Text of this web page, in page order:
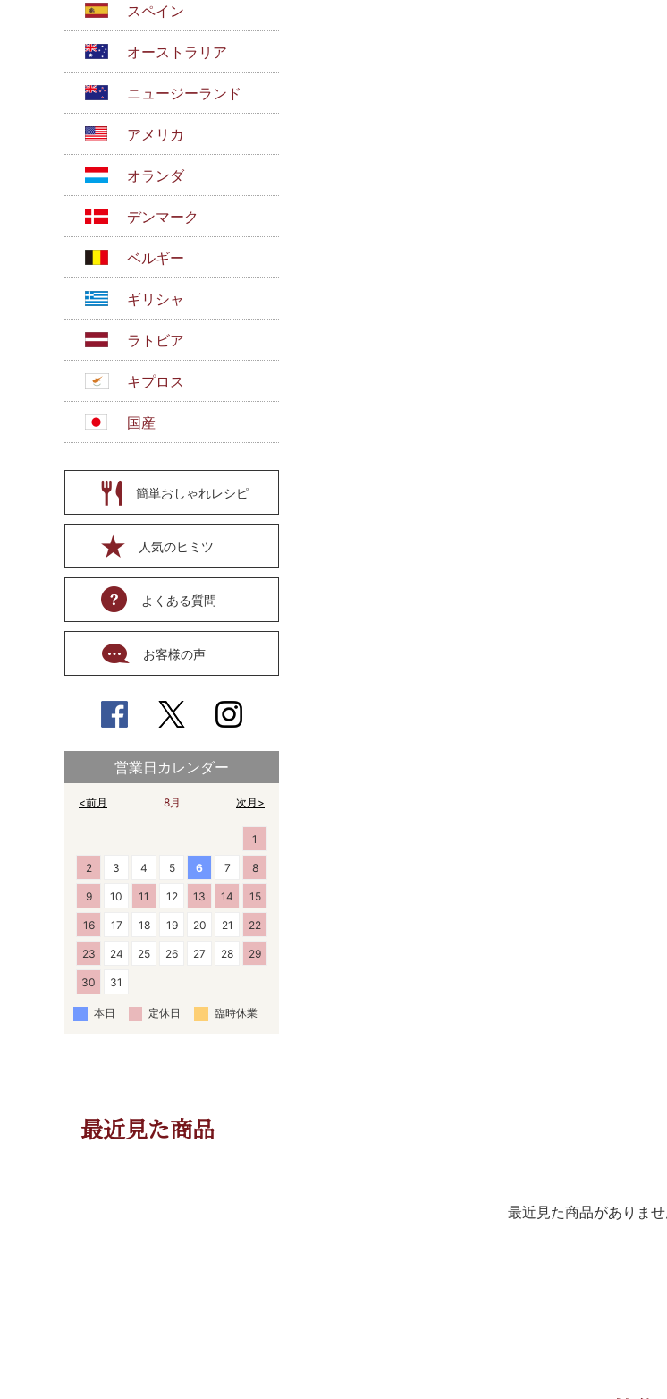
スペイン
オーストラリア
ニュージーランド
アメリカ
オランダ
デンマーク
ベルギー
ギリシャ
ラトビア
キプロス
国産
簡単おしゃれレシピ
人気のヒミツ
よくある質問
お客様の声
営業日カレンダー
8月
<前月 次月>
1
2 3 4 5 6 7 8
9 10 11 12 13 14 15
16 17 18 19 20 21 22
23 24 25 26 27 28 29
30 31
本日 定休日 臨時休業
最近見た商品
最近見た商品がありませ